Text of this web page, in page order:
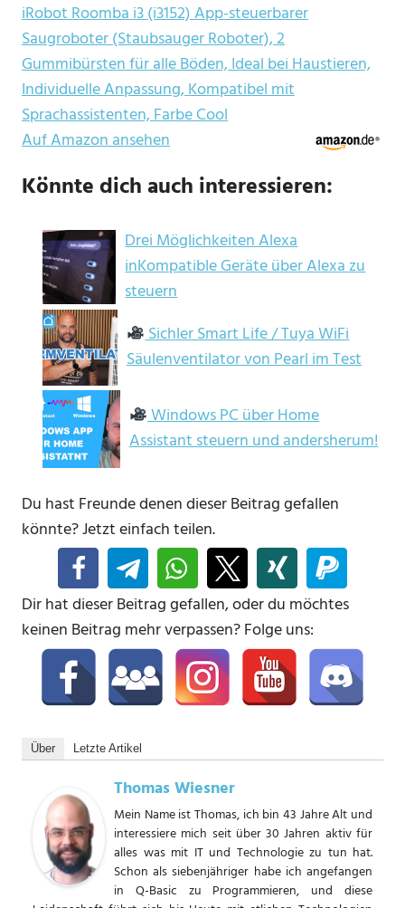
iRobot Roomba i3 (i3152) App-steuerbarer
Saugroboter (Staubsauger Roboter), 2
Gummibürsten für alle Böden, Ideal bei Haustieren,
Individuelle Anpassung, Kompatibel mit
Sprachassistenten, Farbe Cool
Auf Amazon ansehen
Könnte dich auch interessieren:
Drei Möglichkeiten Alexa
inKompatible Geräte über Alexa zu
steuern
Sichler Smart Life / Tuya WiFi
Säulenventilator von Pearl im Test
Windows PC über Home
Assistant steuern und andersherum!
Du hast Freunde denen dieser Beitrag gefallen
könnte? Jetzt einfach teilen.
Dir hat dieser Beitrag gefallen, oder du möchtes
keinen Beitrag mehr verpassen? Folge uns:
Über Letzte Artikel
Thomas Wiesner
Mein Name ist Thomas, ich bin 43 Jahre Alt und
interessiere mich seit über 30 Jahren aktiv für
alles was mit IT und Technologie zu tun hat.
Schon als siebenjähriger habe ich angefangen
in Q-Basic zu Programmieren, und diese